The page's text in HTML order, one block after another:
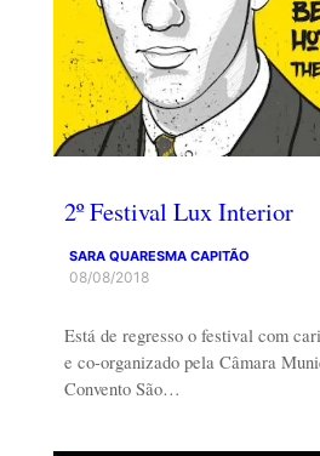
2º Festival Lux Interior
SARA QUARESMA CAPITÃO
08/08/2018
Está de regresso o festival com
e co-organizado pela Câmara
Convento São…